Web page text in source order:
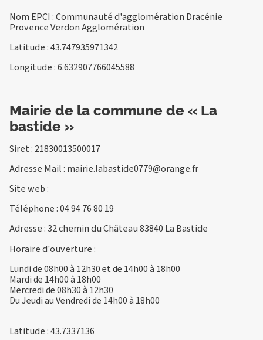
Nom EPCI : Communauté d'agglomération Dracénie
Provence Verdon Agglomération
Latitude : 43.747935971342
Longitude : 6.632907766045588
Mairie de la commune de « La
bastide »
Siret : 21830013500017
Adresse Mail : mairie.labastide0779@orange.fr
Site web :
Téléphone :04 94 76 80 19
Adresse : 32 chemin du Château 83840 La Bastide
Horaire d'ouverture :
Lundi de 08h00 à 12h30 et de 14h00 à 18h00
Mardi de 14h00 à 18h00
Mercredi de 08h30 à 12h30
Du Jeudi au Vendredi de 14h00 à 18h00
Latitude : 43.7337136